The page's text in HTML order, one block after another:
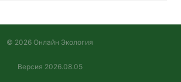
© 2026 Онлайн Экология
Версия 2026.08.05